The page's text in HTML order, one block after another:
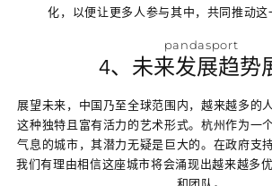
化，以便让更多人参与其中，共同推动这
pandasport
4、未来发展趋势
展望未来，中国乃至全球范围内，越来越多的
这种独特且富有活力的艺术形式。杭州作为一
气息的城市，其潜力无疑是巨大的。在政府支
我们有理由相信这座城市将会涌现出越来越
和团队。